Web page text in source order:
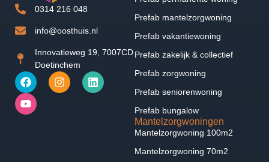
0314 216 048
info@oosthuis.nl
Innovatieweg 19, 7007CD
Doetinchem
Prefab mantelzorgwoning
Prefab vakantiewoning
Prefab zakelijk & collectief
Prefab zorgwoning
Prefab seniorenwoning
Prefab bungalow
Mantelzorgwoningen
Mantelzorgwoning 100m2
Mantelzorgwoning 70m2